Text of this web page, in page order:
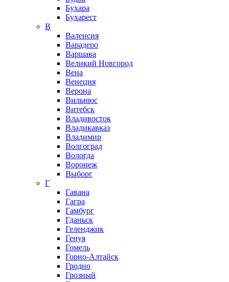
Бухара
Бухарест
В
Валенсия
Варадеро
Варшава
Великий Новгород
Вена
Венеция
Верона
Вильнюс
Витебск
Владивосток
Владикавказ
Владимир
Волгоград
Вологда
Воронеж
Выборг
Г
Гавана
Гагра
Гамбург
Гданьск
Геленджик
Генуя
Гомель
Горно-Алтайск
Гродно
Грозный